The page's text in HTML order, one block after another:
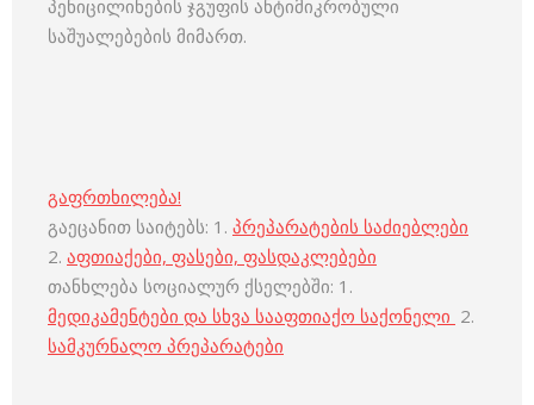
პენიცილინების ჯგუფის ანტიმიკრობული
საშუალებების მიმართ.
გაფრთხილება!
გაეცანით საიტებს: 1. პრეპარატების საძიებლები
2. აფთიაქები, ფასები, ფასდაკლებები
თანხლება სოციალურ ქსელებში: 1.
მედიკამენტები და სხვა სააფთიაქო საქონელი 2.
სამკურნალო პრეპარატები